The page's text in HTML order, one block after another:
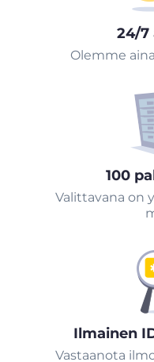
24/7
Olemme
100
Valittavana on
Ilmainen
Vastaanota